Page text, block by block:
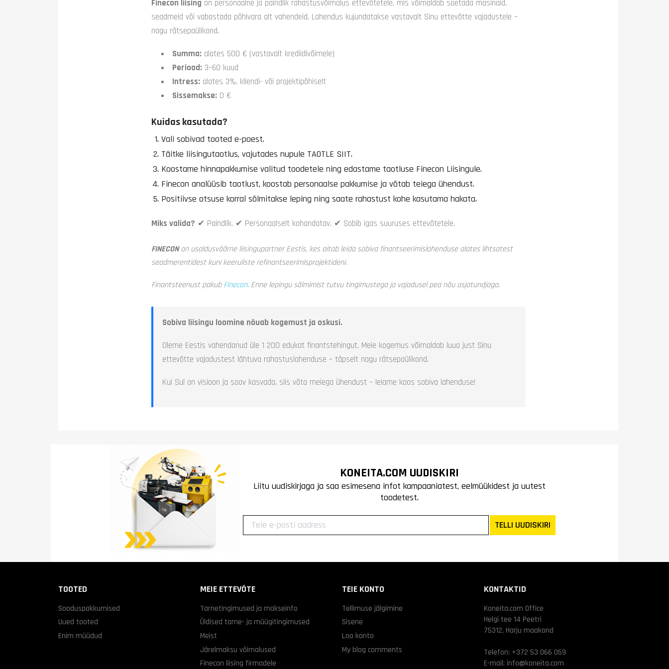
Finecon liising on personaalne ja paindlik rahastusvõimalus ettevõtetele, mis võimaldab soetada masinaid,
seadmeid või vabastada põhivara alt vahendeid. Lahendus kujundatakse vastavalt Sinu ettevõtte vajadustele –
nagu rätsepaülikond.
Summa: alates 500 € (vastavalt krediidivõimele)
Periood: 3–60 kuud
Intress: alates 3%, kliendi- või projektipõhiselt
Sissemakse: 0 €
Kuidas kasutada?
Vali sobivad tooted e-poest.
Täitke liisingutaotlus, vajutades nupule TAOTLE SIIT.
Koostame hinnapakkumise valitud toodetele ning edastame taotluse Finecon Liisingule.
Finecon analüüsib taotlust, koostab personaalse pakkumise ja võtab teiega ühendust.
Positiivse otsuse korral sõlmitakse leping ning saate rahastust kohe kasutama hakata.
Miks valida? ✔ Paindlik. ✔ Personaalselt kohandatav. ✔ Sobib igas suuruses ettevõtetele.
FINECONon usaldusväärne liisingupartner Eestis, kes aitab leida sobiva finantseerimislahenduse alates lihtsatest
seadmerentidest kuni keeruliste refinantseerimisprojektideni.
Finantsteenust pakubFinecon. Enne lepingu sõlmimist tutvu tingimustega ja vajadusel pea nõu asjatundjaga.
Sobiva liisingu loomine nõuab kogemust ja oskusi.
Oleme Eestis vahendanud üle 1 200 edukat finantstehingut. Meie kogemus võimaldab luua just Sinu
ettevõtte vajadustest lähtuva rahastuslahenduse – täpselt nagu rätsepaülikond.
Kui Sul on visioon ja soov kasvada, siis võta meiega ühendust – leiame koos sobiva lahenduse!
KONEITA.COM UUDISKIRI
Liitu uudiskirjaga ja saa esimesena infot kampaaniatest, eelmüükidest ja uutest
toodetest.
TELLI UUDISKIRI
TOOTED
Sooduspakkumised
Uued tooted
Enim müüdud
MEIE ETTEVÕTE
Tarnetingimused ja makseinfo
Üldised tarne- ja müügitingimused
Meist
Järelmaksu võimalused
Finecon liising firmadele
TEIE KONTO
Tellimuse jälgimine
Sisene
Loo konto
My blog comments
KONTAKTID
Koneita.com Office
Helgi tee 14 Peetri
75312, Harju maakond
Telefon: +372 53 066 059
E-mail: info@koneita.com